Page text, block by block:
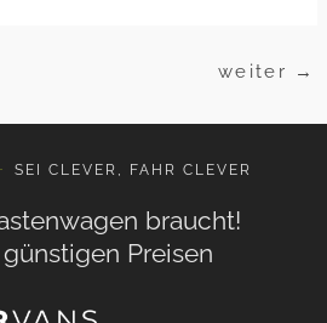
weiter →
SEI CLEVER, FAHR CLEVER
braucht!
Preisen